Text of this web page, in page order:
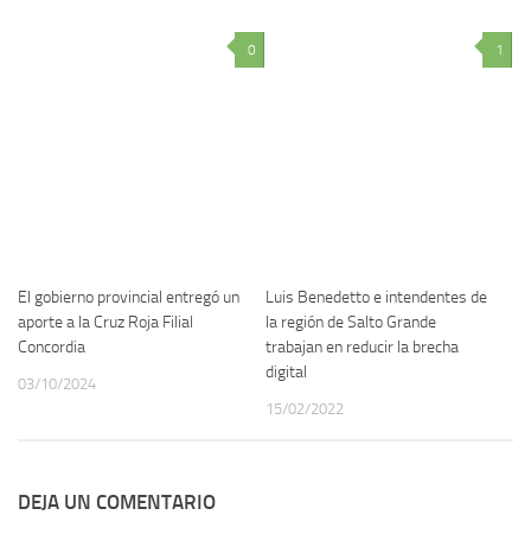
0
El gobierno provincial entregó un
aporte a la Cruz Roja Filial
Concordia
03/10/2024
1
Luis Benedetto e intendentes de
la región de Salto Grande
trabajan en reducir la brecha
digital
15/02/2022
DEJA UN COMENTARIO